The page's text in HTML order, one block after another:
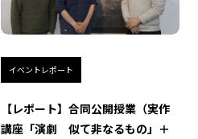
イベントレポート
【レポート】合同公開授業（実作
講座「演劇 似て非なるもの」＋